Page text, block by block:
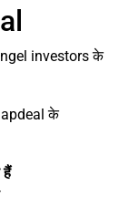
investors के
के
हैं